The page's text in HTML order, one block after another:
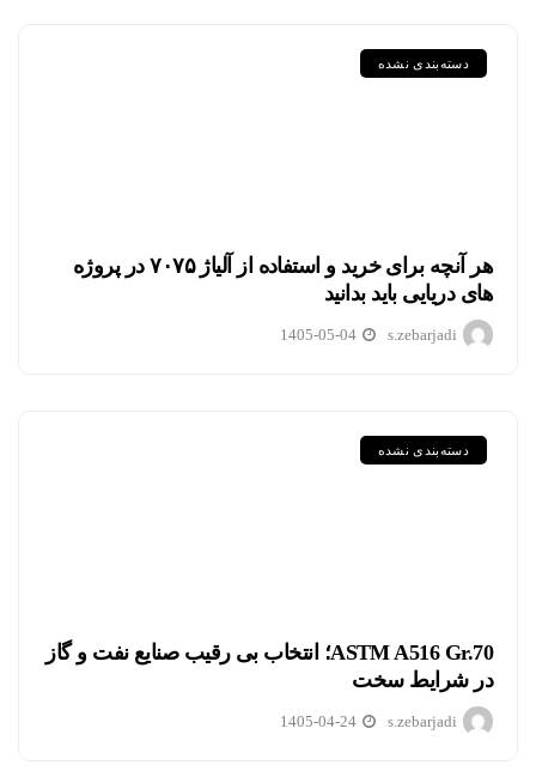
دسته‌بندی نشده
هر آنچه برای خرید و استفاده از آلیاژ ۷۰۷۵ در پروژه
های دریایی باید بدانید
s.zebarjadi
1405-05-04
دسته‌بندی نشده
ASTM A516 Gr.70؛ انتخاب بی رقیب صنایع نفت و گاز
در شرایط سخت
s.zebarjadi
1405-04-24